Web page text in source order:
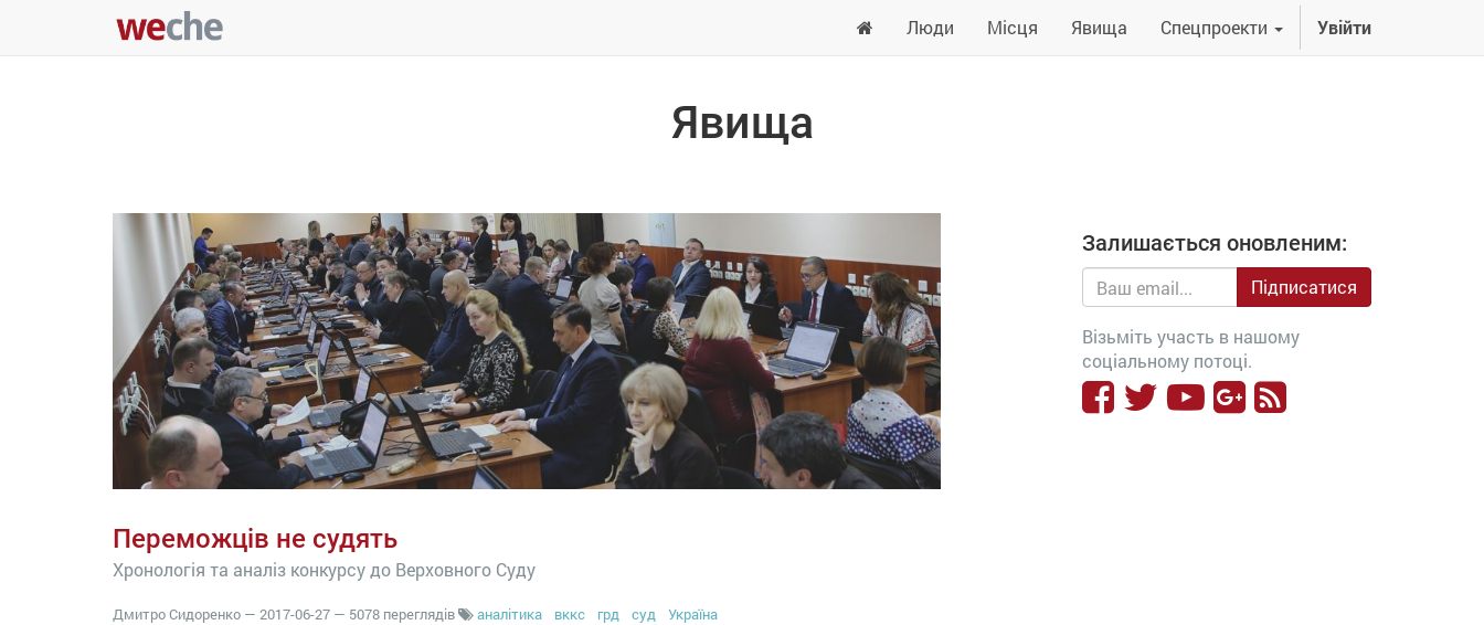
Люди Місця Явища Спецпроекти Увійти
Явища
Переможців не судять
Хронологія та аналіз конкурсу до Верховного Суду
Дмитро Сидоренко — 2017-06-27 — 5078 переглядів аналітика вккс грд суд Україна
Залишається оновленим:
Підписатися
Візьміть участь в нашому
соціальному потоці.